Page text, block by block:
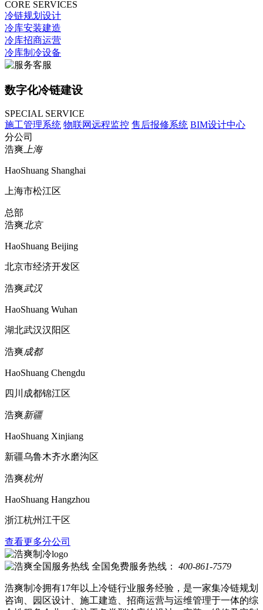
CORE SERVICES
冷链规划设计
冷库安装建造
冷库招商运营
冷库制冷设备
数字化冷链建设
SPECIAL SERVICE
施工管理系统 物联网远程监控 售后报修系统 BIM设计中心
分公司
浩爽上海
HaoShuang Shanghai
上海市松江区
总部
浩爽北京
HaoShuang Beijing
北京市经济开发区
浩爽武汉
HaoShuang Wuhan
湖北武汉汉阳区
浩爽成都
HaoShuang Chengdu
四川成都锦江区
浩爽新疆
HaoShuang Xinjiang
新疆乌鲁木齐水磨沟区
浩爽杭州
HaoShuang Hangzhou
浙江杭州江干区
查看更多分公司
全国免费服务热线： 400-861-7579
浩爽制冷拥有17年以上冷链行业服务经验，是一家集冷链规划
咨询、园区设计、施工建造、招商运营与运维管理于一体的综